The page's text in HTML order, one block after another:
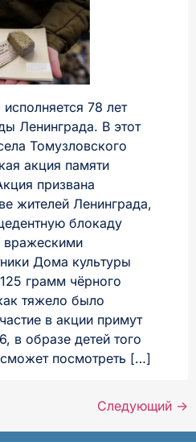
78 лет
Ленинграда. В этот
Томузловского
акция памяти
призвана
жителей Ленинграда,
блокаду
вражескими
Дома культуры
грамм чёрного
тяжело было
в акции примут
в образе детей того
посмотреть […]
Следующий →